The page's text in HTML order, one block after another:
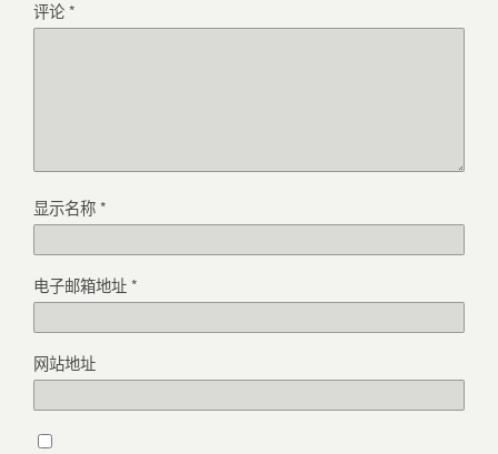
评论*
显示名称*
电子邮箱地址*
网站地址